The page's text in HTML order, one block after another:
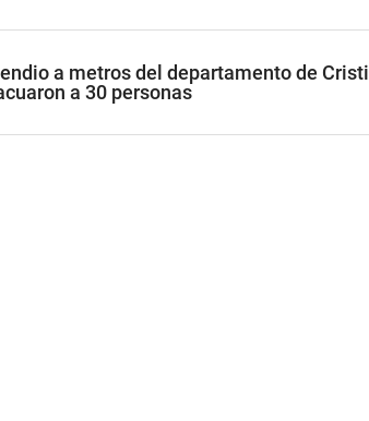
a metros del departamento de
a 30 personas